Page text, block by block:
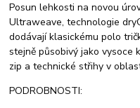
Posun lehkosti na novou
Ultraweave, technologie
dodávají klasickému polo
stejně působivý jako vysoce
zip a technické střihy v
PODROBNOSTI: